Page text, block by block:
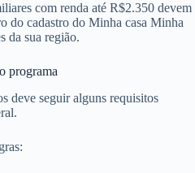
com renda até R$2.350 devem
do cadastro do Minha casa Minha
da sua região.
programa
deve seguir alguns requisitos